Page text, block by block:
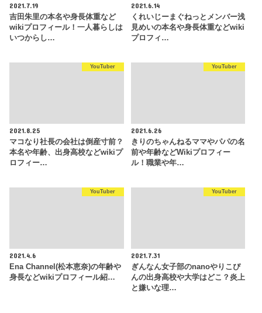
2021.7.19
吉田朱里の本名や身長体重など
wikiプロフィール！一人暮らしは
いつからし…
2021.6.14
くれいじーまぐねっとメンバー浅
見めいの本名や身長体重などwiki
プロフィ…
YouTuber
2021.8.25
マコなり社長の会社は倒産寸前？
本名や年齢、出身高校などwikiプ
ロフィー…
YouTuber
2021.6.26
きりのちゃんねるママやパパの名
前や年齢などWikiプロフィー
ル！職業や年…
YouTuber
2021.4.6
Ena Channel(松本恵奈)の年齢や
身長などwikiプロフィール紹…
YouTuber
2021.7.31
ぎんなん女子部のnanoやりこぴ
んの出身高校や大学はどこ？炎上
と嫌いな理…